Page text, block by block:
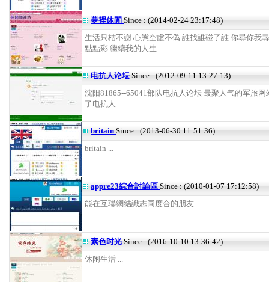
夢裡休閒 Since : (2014-02-24 23:17:48)
生活只枯不謝 心態空虛不偽 誰找誰碰了誰 你尋你我
點點彩 繼續我的人生 ...
电抗人论坛Since : (2012-09-11 13:27:13)
沈阳81865--65041部队电抗人论坛 最聚人气的军旅网
了电抗人 ...
britain Since : (2013-06-30 11:51:36)
britain ...
appre23綜合討論區 Since : (2010-01-07 17:12:58)
能在互聯網結識志同度合的朋友 ...
素色时光Since : (2016-10-10 13:36:42)
休闲生活 ...